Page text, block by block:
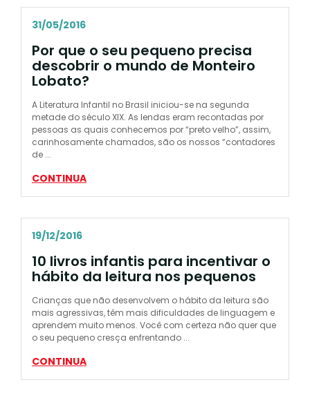
31/05/2016
Por que o seu pequeno precisa
descobrir o mundo de Monteiro
Lobato?
A Literatura Infantil no Brasil iniciou-se na segunda
metade do século XIX. As lendas eram recontadas por
pessoas as quais conhecemos por “preto velho”, assim,
carinhosamente chamados, são os nossos “contadores
de ...
CONTINUA
19/12/2016
10 livros infantis para incentivar o
hábito da leitura nos pequenos
Crianças que não desenvolvem o hábito da leitura são
mais agressivas, têm mais dificuldades de linguagem e
aprendem muito menos. Você com certeza não quer que
o seu pequeno cresça enfrentando ...
CONTINUA